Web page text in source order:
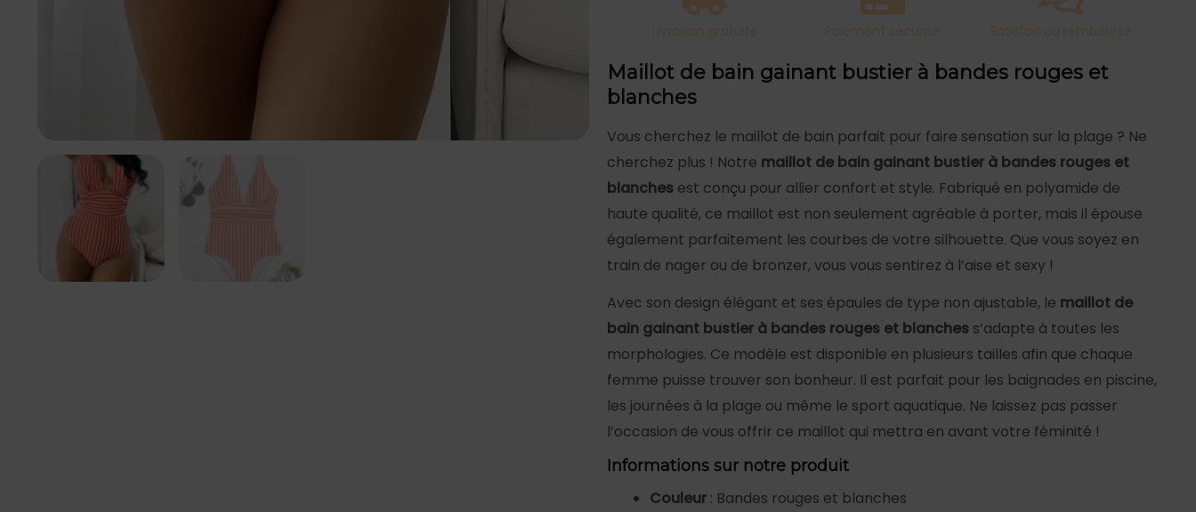
Livraison gratuite Paiement sécurisé Satisfait ou remboursé
Maillot de bain gainant bustier à bandes rouges et
blanches
Vous cherchez le maillot de bain parfait pour faire sensation sur la plage ? Ne
cherchez plus ! Notre maillot de bain gainant bustier à bandes rouges et
blanches est conçu pour allier confort et style. Fabriqué en polyamide de
haute qualité, ce maillot est non seulement agréable à porter, mais il épouse
également parfaitement les courbes de votre silhouette. Que vous soyez en
train de nager ou de bronzer, vous vous sentirez à l’aise et sexy !
Avec son design élégant et ses épaules de type non ajustable, le maillot de
bain gainant bustier à bandes rouges et blanches s’adapte à toutes les
morphologies. Ce modèle est disponible en plusieurs tailles afin que chaque
femme puisse trouver son bonheur. Il est parfait pour les baignades en piscine,
les journées à la plage ou même le sport aquatique. Ne laissez pas passer
l’occasion de vous offrir ce maillot qui mettra en avant votre féminité !
Informations sur notre produit
Couleur : Bandes rouges et blanches